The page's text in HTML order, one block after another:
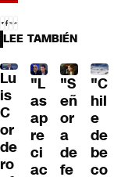
LEE TAMBIÉN
Lu
is
C
or
de
ro
"L
as
ap
re
ci
ac
"S
eñ
or
a
de
fe
"C
hil
e
de
be
co